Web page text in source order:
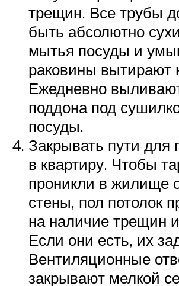
трещин. Все трубы
быть абсолютно
мытья посуды и
раковины вытирают
Ежедневно
поддона под
посуды.
Закрывать пути для
в квартиру. Чтобы
проникли в жилище
стены, пол потолок
на наличие трещин
Если они есть, их
Вентиляционные
закрывают мелкой